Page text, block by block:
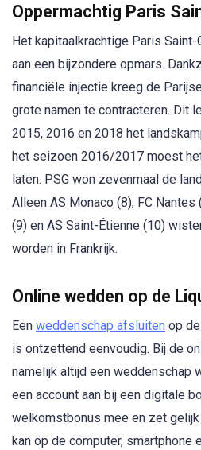
Oppermachtig Paris
Het kapitaalkrachtige Paris Saint-
aan een bijzondere opmars.
financiële injectie kreeg de
grote namen te contracteren. Dit
2015, 2016 en 2018 het
het seizoen 2016/2017 moest
laten. PSG won zevenmaal de
Alleen AS Monaco (8), FC
(9) en AS Saint-Étienne (10)
worden in Frankrijk.
Online wedden op de
Een weddenschap afsluiten op
is ontzettend eenvoudig. Bij de
namelijk altijd een weddenschap
een account aan bij een digitale
welkomstbonus mee en zet gelijk
kan op de computer, smartphone